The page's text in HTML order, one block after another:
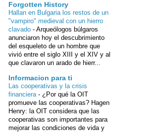
Forgotten History
Hallan en Bulgaria los restos de un
"vampiro" medieval con un hierro
clavado - Arqueólogos búlgaros
anunciaron hoy el descubrimiento
del esqueleto de un hombre que
vivió entre el siglo XIII y el XIV y al
que clavaron un arado de hierr...
Informacion para ti
Las cooperativas y la crisis
financiera - ¿Por qué la OIT
promueve las cooperativas? Hagen
Henry: la OIT considera que las
cooperativas son importantes para
mejorar las condiciones de vida y